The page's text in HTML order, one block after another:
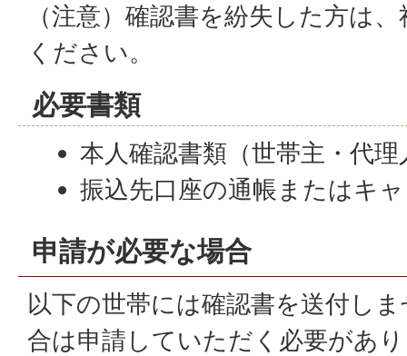
（注意）確認書を紛失した方は
ください。
必要書類
本人確認書類（世帯主・代
振込先口座の通帳またはキ
申請が必要な場合
以下の世帯には確認書を送付し
合は申請していただく必要があ